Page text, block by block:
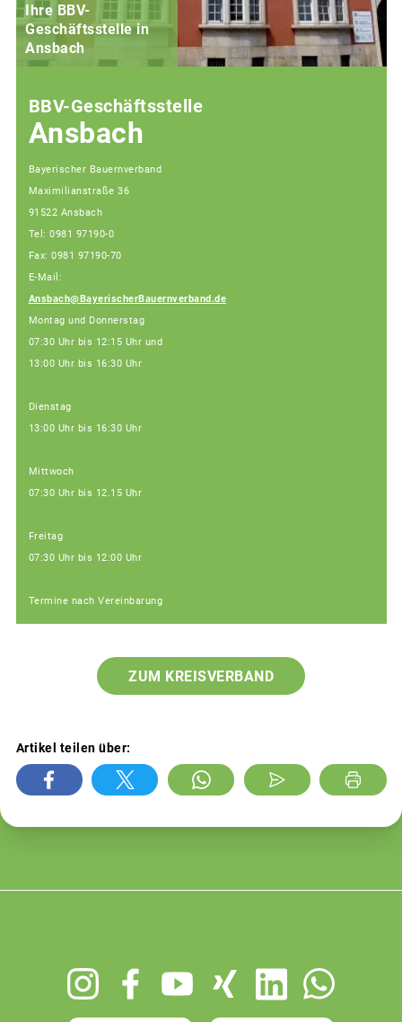
Ihre BBV-
Geschäftsstelle in
Ansbach
BBV-Geschäftsstelle
Ansbach
Bayerischer Bauernverband
Maximilianstraße 36
91522 Ansbach
Tel: 0981 97190-0
Fax: 0981 97190-70
E-Mail:
Ansbach@BayerischerBauernverband.de
Montag und Donnerstag
07:30 Uhr bis 12:15 Uhr und
13:00 Uhr bis 16:30 Uhr
Dienstag
13:00 Uhr bis 16:30 Uhr
Mittwoch
07:30 Uhr bis 12.15 Uhr
Freitag
07:30 Uhr bis 12:00 Uhr
Termine nach Vereinbarung
ZUM KREISVERBAND
Artikel teilen über: